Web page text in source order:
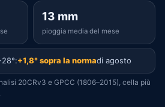
13 mm
pioggia media del mese
+1,8° sopra la normadi agosto
20CRv3 e GPCC (1806–2015), cella più